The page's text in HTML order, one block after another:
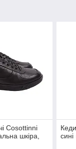
Cosottinni
шкіра,